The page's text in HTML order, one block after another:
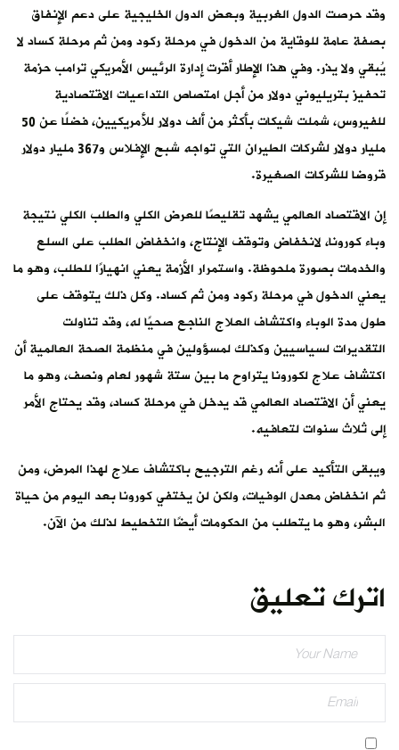
وقد حرصت الدول الغربية وبعض الدول الخليجية على دعم الإنفاق
بصفة عامة للوقاية من الدخول في مرحلة ركود ومن ثم مرحلة كساد لا
يُبقي ولا يذر. وفي هذا الإطار أقرت إدارة الرئيس الأمريكي ترامب حزمة
تحفيز بتريليوني دولار من أجل امتصاص التداعيات الاقتصادية
للفيروس، شملت شيكات بأكثر من ألف دولار للأمريكيين، فضلًا عن 50
مليار دولار لشركات الطيران التي تواجه شبح الإفلاس و367 مليار دولار
قروضا للشركات الصغيرة.
إن الاقتصاد العالمي يشهد تقليصًا للعرض الكلي والطلب الكلي نتيجة
وباء كورونا، لانخفاض وتوقف الإنتاج، وانخفاض الطلب على السلع
والخدمات بصورة ملحوظة. واستمرار الأزمة يعني انهيارًا للطلب، وهو ما
يعني الدخول في مرحلة ركود ومن ثم كساد. وكل ذلك يتوقف على
طول مدة الوباء واكتشاف العلاج الناجع صحيًا له، وقد تناولت
التقديرات لسياسيين وكذلك لمسؤولين في منظمة الصحة العالمية أن
اكتشاف علاج لكورونا يتراوح ما بين ستة شهور لعام ونصف، وهو ما
يعني أن الاقتصاد العالمي قد يدخل في مرحلة كساد، وقد يحتاج الأمر
إلى ثلاث سنوات لتعافيه.
ويبقى التأكيد على أنه رغم الترجيح باكتشاف علاج لهذا المرض، ومن
ثم انخفاض معدل الوفيات، ولكن لن يختفي كورونا بعد اليوم من حياة
البشر، وهو ما يتطلب من الحكومات أيضًا التخطيط لذلك من الآن.
اترك تعليق